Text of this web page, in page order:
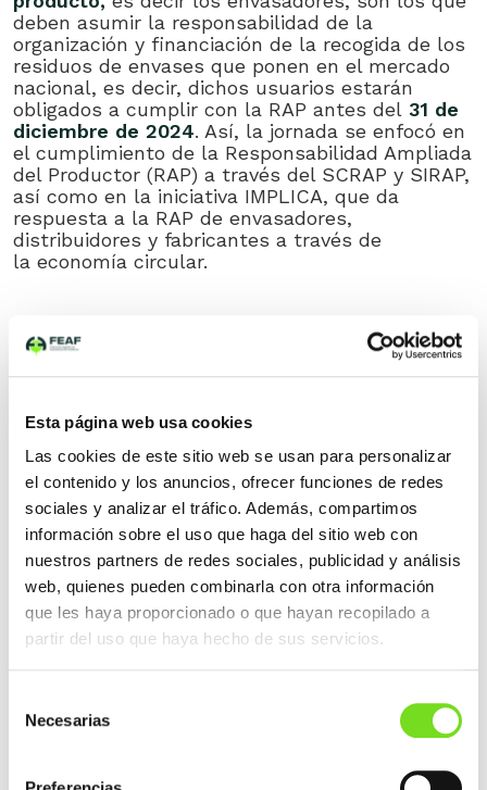
Esta página web usa cookies
Las cookies de este sitio web se usan para personalizar
el contenido y los anuncios, ofrecer funciones de redes
sociales y analizar el tráfico. Además, compartimos
información sobre el uso que haga del sitio web con
nuestros partners de redes sociales, publicidad y análisis
web, quienes pueden combinarla con otra información
que les haya proporcionado o que hayan recopilado a
partir del uso que haya hecho de sus servicios.
Necesarias
deben asumir la responsabilidad de la
organización y financiación de la recogida de los
residuos de envases que ponen en el mercado
nacional, es decir, dichos usuarios estarán
obligados a cumplir con la RAP antes del 31 de
diciembre de 2024. Así, la jornada se enfocó en
el cumplimiento de la Responsabilidad Ampliada
del Productor (RAP) a través del SCRAP y SIRAP,
así como en la iniciativa IMPLICA, que da
respuesta a la RAP de envasadores,
distribuidores y fabricantes a través de
la economía circular.
NAVEGACIÓN
ENTRADA ANTERIOR
Celebrado el webinar «Novedades en materia de
energía y cambio climático»
ENTRADA SIGUIENTE
Publicado el Libro del CAEF 2022 – The European
Foundry Industry 2022
NOTICIAS RECIENTES
FEAF/AFV participa en una nueva reunión de
TEDFUN celebra su Asamblea General 2026 en
Laguardia con una amplia participación del sector